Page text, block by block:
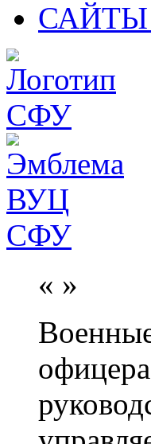
« »